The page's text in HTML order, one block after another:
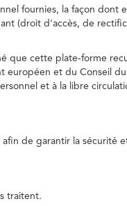
fournies, la façon dont
(droit d'accès, de
que cette plate-forme
européen et du Conseil
et à la libre
de garantir la sécurité
traitent.